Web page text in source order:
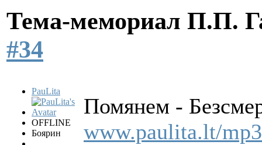
Тема-мемориал П.П.
#34
PauLita
OFFLINE
Боярин
Помянем -
www.paulita.lt/